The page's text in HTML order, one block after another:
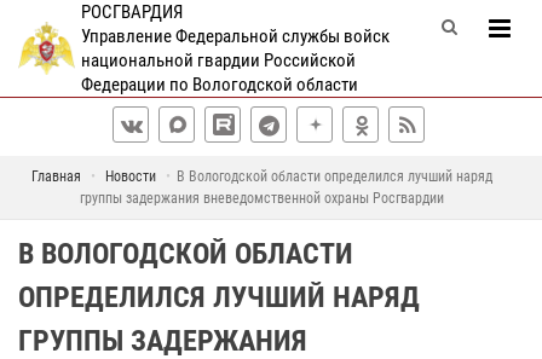
РОСГВАРДИЯ
Управление Федеральной службы войск
национальной гвардии Российской
Федерации по Вологодской области
Главная Новости
В Вологодской области определился лучший наряд
группы задержания вневедомственной охраны Росгвардии
В ВОЛОГОДСКОЙ ОБЛАСТИ
ОПРЕДЕЛИЛСЯ ЛУЧШИЙ НАРЯД
ГРУППЫ ЗАДЕРЖАНИЯ